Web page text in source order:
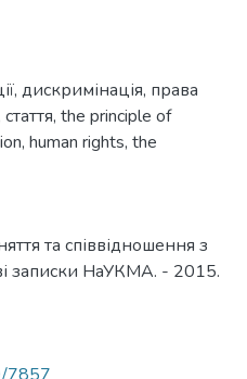
, дискримінація, права
стаття, the principle of
, human rights, the
та співвідношення з
записки НаУКМА. - 2015.